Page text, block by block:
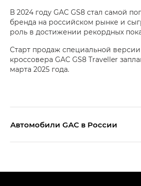
В 2024 году GAC GS8 стал самой
бренда на российском рынке и
роль в достижении рекордных
Старт продаж специальной
кроссовера GAC GS8 Traveller
марта 2025 года.
Aвтомобили GAC в России
Эс Икс ПРЕМИУМ — SX